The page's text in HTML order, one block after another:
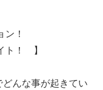
！
】
んな事が起きてい